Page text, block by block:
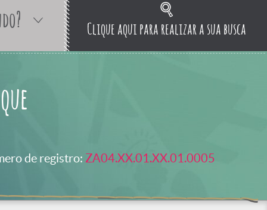
Clique aqui para realizar a sua busca
de registro: ZA04.XX.01.XX.01.0005